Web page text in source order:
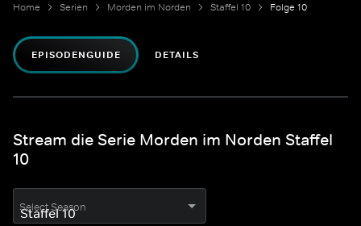
Home Serien Morden im Norden Staffel 10 Folge 10
EPISODENGUIDE DETAILS
Stream die Serie Morden im Norden Staffel
10
Select Season